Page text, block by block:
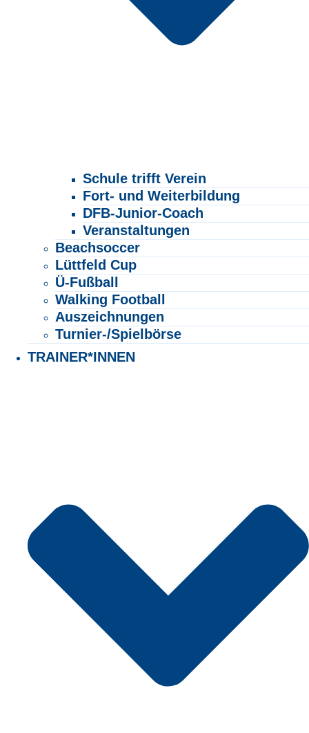
Schule trifft Verein
Fort- und Weiterbildung
DFB-Junior-Coach
Veranstaltungen
Beachsoccer
Lüttfeld Cup
Ü-Fußball
Walking Football
Auszeichnungen
Turnier-/Spielbörse
TRAINER*INNEN